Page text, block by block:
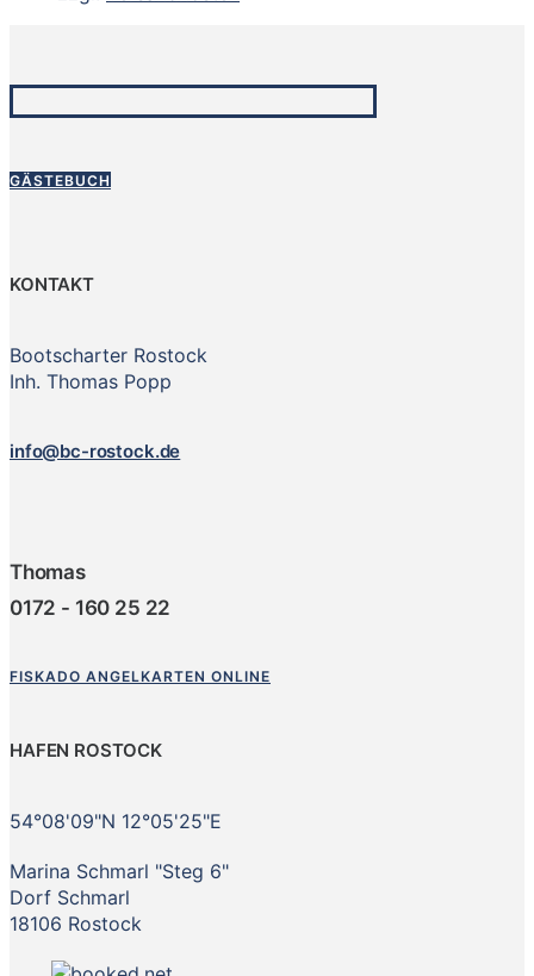
GÄSTEBUCH
KONTAKT
Bootscharter Rostock
Inh. Thomas Popp
info@bc-rostock.de
Thomas
0172 - 160 25 22
FISKADO ANGELKARTEN ONLINE
HAFEN ROSTOCK
54°08'09"N 12°05'25"E
Marina Schmarl "Steg 6"
Dorf Schmarl
18106 Rostock